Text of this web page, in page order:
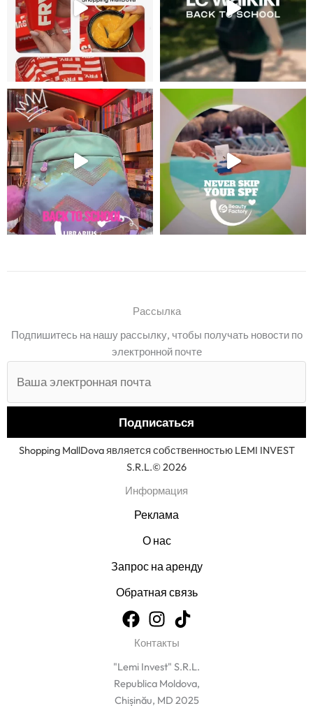
Рассылка
Подпишитесь на нашу рассылку, чтобы получать новости по
электронной почте
Shopping MallDova является собственностью LEMI INVEST
S.R.L.© 2026
Информация
Реклама
О нас
Запрос на аренду
Обратная связь
Контакты
"Lemi Invest" S.R.L.
Republica Moldova,
Chișinău, MD 2025